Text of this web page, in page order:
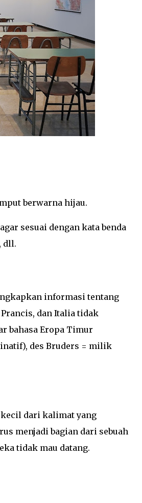
berwarna hijau.
sesuai dengan kata benda
dll.
informasi tentang
dan Italia tidak
bahasa Eropa Timur
des Bruders = milik
dari kalimat yang
menjadi bagian dari sebuah
tidak mau datang.